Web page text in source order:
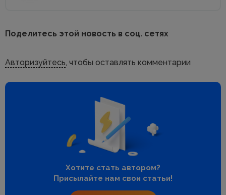
Поделитесь этой новость в соц. сетях
Авторизуйтесь, чтобы оставлять комментарии
Хотите стать автором?
Присылайте нам свои статьи!